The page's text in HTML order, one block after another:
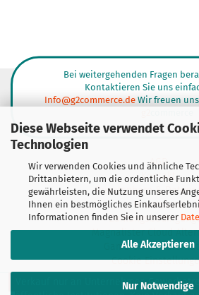
Diese Webseite verwendet
Technologien
Wir verwenden Cookies und ähnliche
Drittanbietern, um die ordentliche
gewährleisten, die Nutzung unseres
Ihnen ein bestmögliches
Informationen finden Sie in unserer
Alle Akzeptieren
Nur Notwendige
Bei weitergehenden Fragen
Kontaktieren Sie uns
Info@g2commerce.deWir freuen uns
AGB
Kontakt
Privatsphäre &
Impressum
Magnalister Cloud
Gambio-Hub
Cookie
Verkauf nur an Unternehmer,